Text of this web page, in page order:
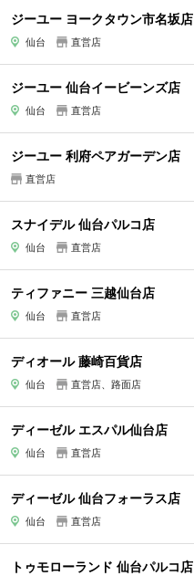
ジーユー ヨークタウン市名坂店
仙台 直営店
ジーユー 仙台イービーンズ店
仙台 直営店
ジーユー 利府ペアガーデン店
直営店
スナイデル 仙台パルコ店
仙台 直営店
ティファニー 三越仙台店
仙台 直営店
ディオール 藤崎百貨店
仙台 直営店、路面店
ディーゼル エスパル仙台店
仙台 直営店
ディーゼル 仙台フォーラス店
仙台 直営店
トゥモローランド 仙台パルコ店